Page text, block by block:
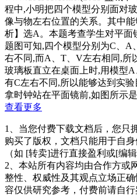
程中,小明把四个模型分别面对
像与物左右位置的关系。其中
析】选A。本题考查学生对平面
题图可知,四个模型分别为C、A
右不同,而A、T、V左右相同,所
玻璃板直立在桌面上时,用模型
有C左右不同,所以能够达到实
拿时钟站在平面镜前,如图所示
查看更多
1、当您付费下载文档后，您只
购买了版权，文档只能用于自
（如 [转卖]进行直接盈利或[编
2、本站所有内容均由合作方或
整性、权威性及其观点立场正
容仅供研究参考，付费前请自行